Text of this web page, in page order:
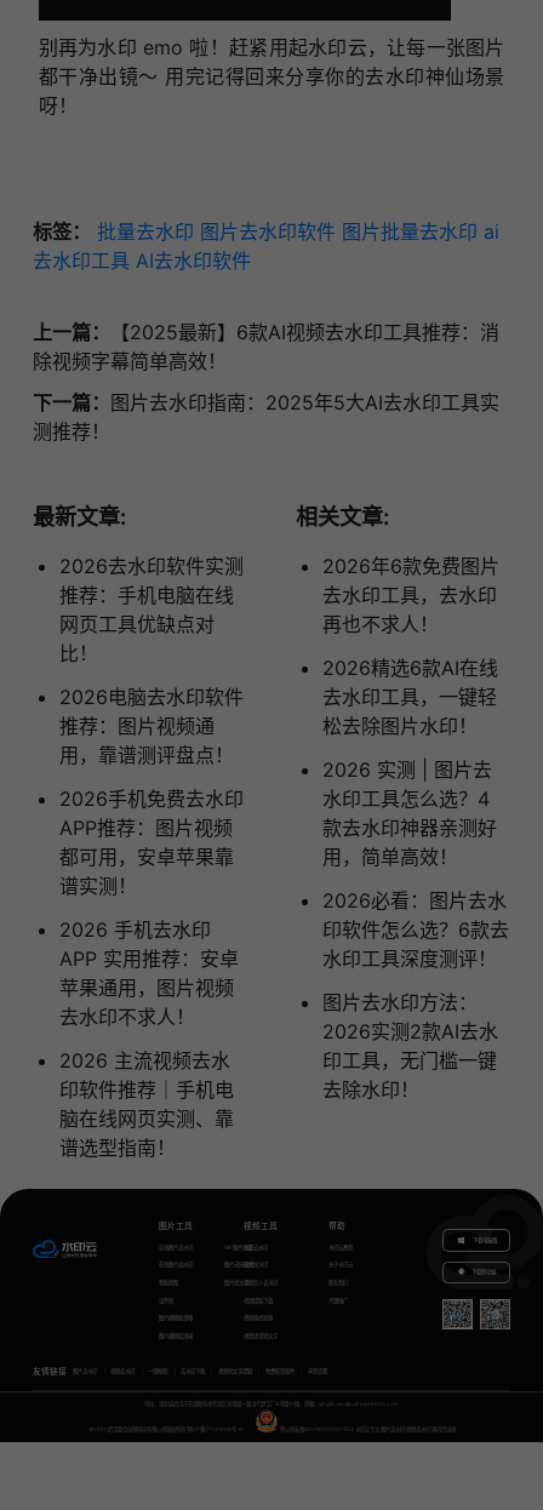
别再为水印 emo 啦！赶紧用起水印云，让每一张图片
都干净出镜～ 用完记得回来分享你的去水印神仙场景
呀！
标签： 批量去水印 图片去水印软件 图片批量去水印 ai
去水印工具 AI去水印软件
上一篇：
【2025最新】6款AI视频去水印工具推荐：消
除视频字幕简单高效！
下一篇： 图片去水印指南：2025年5大AI去水印工具实
测推荐！
最新文章:
2026去水印软件实测
推荐：手机电脑在线
网页工具优缺点对
比！
2026电脑去水印软件
推荐：图片视频通
用，靠谱测评盘点！
2026手机免费去水印
APP推荐：图片视频
都可用，安卓苹果靠
谱实测！
2026 手机去水印
APP 实用推荐：安卓
苹果通用，图片视频
去水印不求人！
2026 主流视频去水
印软件推荐｜手机电
脑在线网页实测、靠
谱选型指南！
相关文章:
2026年6款免费图片
去水印工具，去水印
再也不求人！
2026精选6款AI在线
去水印工具，一键轻
松去除图片水印！
2026 实测 | 图片去
水印工具怎么选？4
款去水印神器亲测好
用，简单高效！
2026必看：图片去水
印软件怎么选？6款去
水印工具深度测评！
图片去水印方法：
2026实测2款AI去水
印工具，无门槛一键
去除水印！
图片工具
在线图片去水印
在线图片加水印
智能抠图
证件照
图片模糊变清晰
图片模糊变清晰
GIF图片生成
图片无损放大
图片转文字
视频工具
视频去水印
视频加水印
视频怎么去水印
视频提取下载
视频格式转换
视频语音转文字
帮助
水印云教程
关于水印云
联系我们
代理推广
下载电脑版
下载移动端
友情链接 图片去水印 视频去水印 一键抠图 去水印下载 视频转文字提取 免费配音软件
地址：湖北省武汉市东湖新技术开发区关南园一路当代梦工厂4号楼10楼，邮箱：yinglin.wu@udreamtech.com
©2020武汉联合创想科技有限公司版权所有 鄂ICP备17031026号-8 鄂公网安备42018502007353 水印云专注 图片去水印 视频去水印